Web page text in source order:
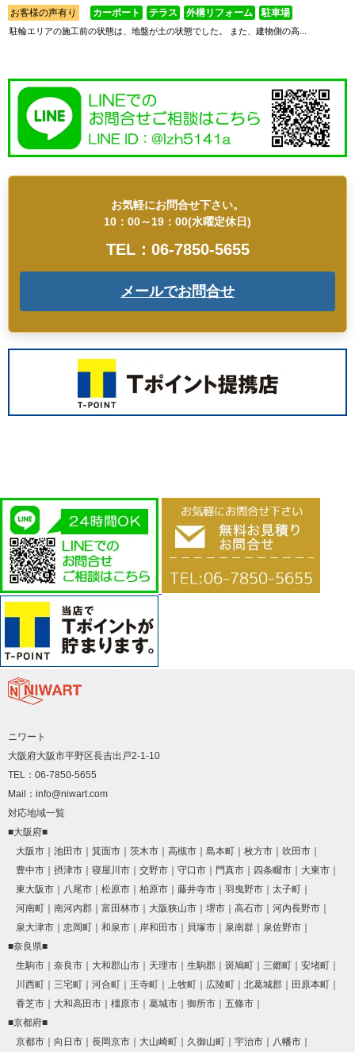
お客様の声有り カーポート テラス 外構リフォーム 駐車場
駐輪エリアの施工前の状態は、地盤が土の状態でした。 また、建物側の高...
お気軽にお問合せ下さい。
10：00～19：00(水曜定休日)
TEL：06-7850-5655
メールでお問合せ
ニワート
大阪府大阪市平野区長吉出戸2-1-10
TEL：06-7850-5655
Mail：info@niwart.com
対応地域一覧
■大阪府■
大阪市
池田市 箕面市 茨木市 高槻市 島本町 枚方市
吹田市
豊中市
摂津市 寝屋川市 交野市 守口市 門真市 四条畷市
大東市
東大阪市
八尾市 松原市 柏原市 藤井寺市 羽曳野市
太子町
河南町
南河内郡 富田林市 大阪狭山市 堺市 高石市
河内長野市
泉大津市
忠岡町 和泉市 岸和田市 貝塚市 泉南群
泉佐野市
■奈良県■
生駒市
奈良市 大和郡山市 天理市 生駒郡 斑鳩町 三郷町
安堵町
川西町
三宅町 河合町 王寺町 上牧町 広陵町 北葛城郡
田原本町
香芝市
大和高田市 橿原市 葛城市 御所市
五條市
■京都府■
京都市
向日市 長岡京市 大山崎町 久御山町 宇治市 八幡市